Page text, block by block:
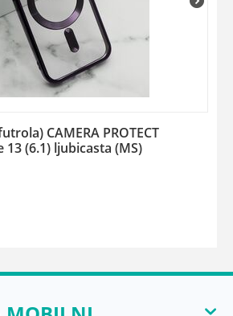
CAMERA PROTECT
13 (6.1) ljubicasta (MS)